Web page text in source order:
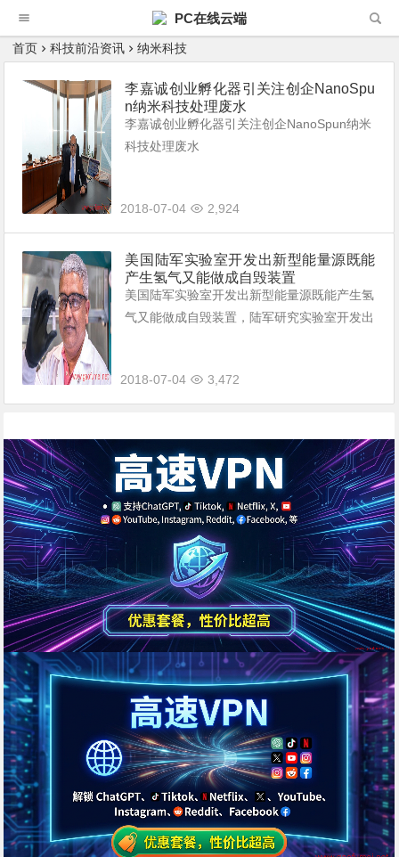
PC在线云端
首页 科技前沿资讯 纳米科技
李嘉诚创业孵化器引关注创企NanoSpu
n纳米科技处理废水
李嘉诚创业孵化器引关注创企NanoSpun纳米
科技处理废水
2018-07-04 2,924
美国陆军实验室开发出新型能量源既能
产生氢气又能做成自毁装置
美国陆军实验室开发出新型能量源既能产生氢
气又能做成自毁装置，陆军研究实验室开发出
有做能量源和自毁装置这两大用途。
2018-07-04 3,472